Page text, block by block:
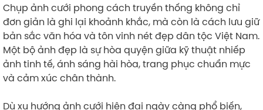
Chụp ảnh cưới phong cách truyền thống không chỉ
đơn giản là ghi lại khoảnh khắc, mà còn là cách lưu giữ
bản sắc văn hóa và tôn vinh nét đẹp dân tộc Việt Nam.
Một bộ ảnh đẹp là sự hòa quyện giữa kỹ thuật nhiếp
ảnh tinh tế, ánh sáng hài hòa, trang phục chuẩn mực
và cảm xúc chân thành.
Dù xu hướng ảnh cưới hiện đại ngày càng phổ biến,